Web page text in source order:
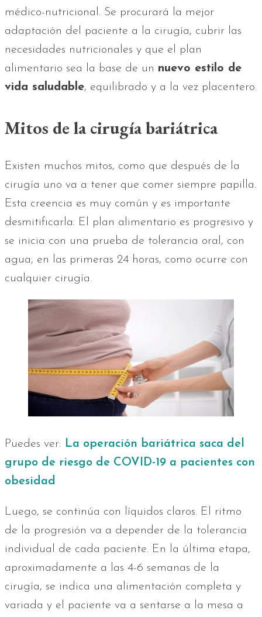
médico-nutricional. Se procurará la mejor
adaptación del paciente a la cirugía, cubrir las
necesidades nutricionales y que el plan
alimentario sea la base de un nuevo estilo de
vida saludable, equilibrado y a la vez placentero.
Mitos de la cirugía bariátrica
Existen muchos mitos, como que después de la
cirugía uno va a tener que comer siempre papilla.
Esta creencia es muy común y es importante
desmitificarla. El plan alimentario es progresivo y
se inicia con una prueba de tolerancia oral, con
agua, en las primeras 24 horas, como ocurre con
cualquier cirugía.
Puedes ver: La operación bariátrica saca del
grupo de riesgo de COVID-19 a pacientes con
obesidad
Luego, se continúa con líquidos claros. El ritmo
de la progresión va a depender de la tolerancia
individual de cada paciente. En la última etapa,
aproximadamente a las 4-6 semanas de la
cirugía, se indica una alimentación completa y
variada y el paciente va a sentarse a la mesa a